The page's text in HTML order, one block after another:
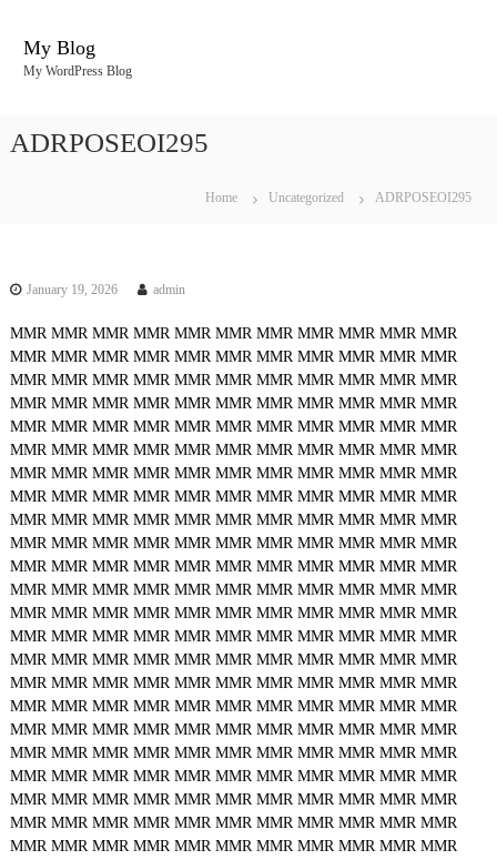
My Blog
My WordPress Blog
ADRPOSEOI295
Home Uncategorized ADRPOSEOI295
January 19, 2026 admin
MMR MMR MMR MMR MMR MMR MMR MMR MMR MMR MMR
MMR MMR MMR MMR MMR MMR MMR MMR MMR MMR MMR
MMR MMR MMR MMR MMR MMR MMR MMR MMR MMR MMR
MMR MMR MMR MMR MMR MMR MMR MMR MMR MMR MMR
MMR MMR MMR MMR MMR MMR MMR MMR MMR MMR MMR
MMR MMR MMR MMR MMR MMR MMR MMR MMR MMR MMR
MMR MMR MMR MMR MMR MMR MMR MMR MMR MMR MMR
MMR MMR MMR MMR MMR MMR MMR MMR MMR MMR MMR
MMR MMR MMR MMR MMR MMR MMR MMR MMR MMR MMR
MMR MMR MMR MMR MMR MMR MMR MMR MMR MMR MMR
MMR MMR MMR MMR MMR MMR MMR MMR MMR MMR MMR
MMR MMR MMR MMR MMR MMR MMR MMR MMR MMR MMR
MMR MMR MMR MMR MMR MMR MMR MMR MMR MMR MMR
MMR MMR MMR MMR MMR MMR MMR MMR MMR MMR MMR
MMR MMR MMR MMR MMR MMR MMR MMR MMR MMR MMR
MMR MMR MMR MMR MMR MMR MMR MMR MMR MMR MMR
MMR MMR MMR MMR MMR MMR MMR MMR MMR MMR MMR
MMR MMR MMR MMR MMR MMR MMR MMR MMR MMR MMR
MMR MMR MMR MMR MMR MMR MMR MMR MMR MMR MMR
MMR MMR MMR MMR MMR MMR MMR MMR MMR MMR MMR
MMR MMR MMR MMR MMR MMR MMR MMR MMR MMR MMR
MMR MMR MMR MMR MMR MMR MMR MMR MMR MMR MMR
MMR MMR MMR MMR MMR MMR MMR MMR MMR MMR MMR